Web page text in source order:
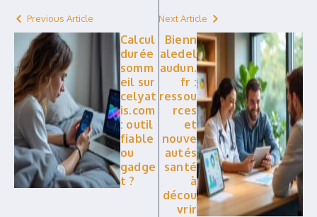
Previous Article
Calcul
durée
somm
eil sur
celyat
is.com
: outil
fiable
ou
gadge
t ?
Next Article
Bienn
aledel
audun.
fr :
ressou
rces
et
nouve
autés
santé
à
décou
vrir